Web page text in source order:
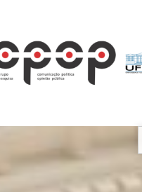
content